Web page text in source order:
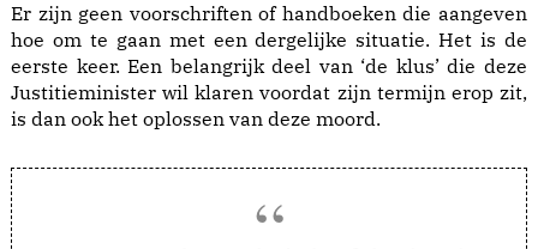
Er zijn geen voorschriften of handboeken die aangeven
hoe om te gaan met een dergelijke situatie. Het is de
eerste keer. Een belangrijk deel van ‘de klus’ die deze
Justitieminister wil klaren voordat zijn termijn erop zit,
is dan ook het oplossen van deze moord.